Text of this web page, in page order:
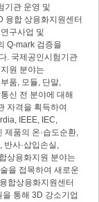
기관 운영 및
융합 상용화지원센터
구사업 및
Q-mark 검증을
. 국제공인시험기관
원 분야는
품, 모듈, 단말,
신 전 분야에 대해
자격을 획득하여
IEEE, IEC,
제품의 온·습도순환,
반사·삽입손실,
상용화지원 분야는
을 접목하여 새로운
합상용화지원센터
통해 3D 강소기업